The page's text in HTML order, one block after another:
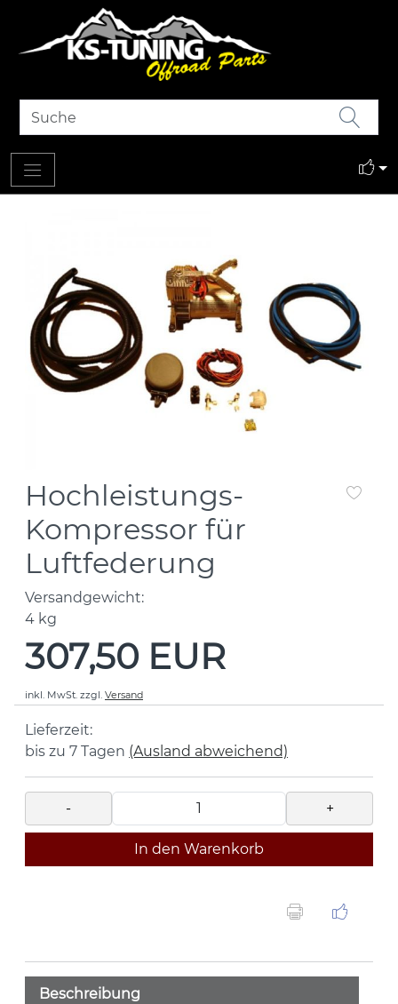
Hochleistungs-
Kompressor für
Luftfederung
Versandgewicht:
4 kg
307,50 EUR
inkl. MwSt. zzgl. Versand
Lieferzeit:
bis zu 7 Tagen (Ausland abweichend)
- +
In den Warenkorb
Beschreibung